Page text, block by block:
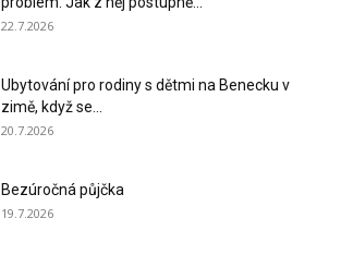
22.7.2026
Ubytování pro rodiny s dětmi na Benecku v
zimě, když se...
20.7.2026
Bezúročná půjčka
19.7.2026